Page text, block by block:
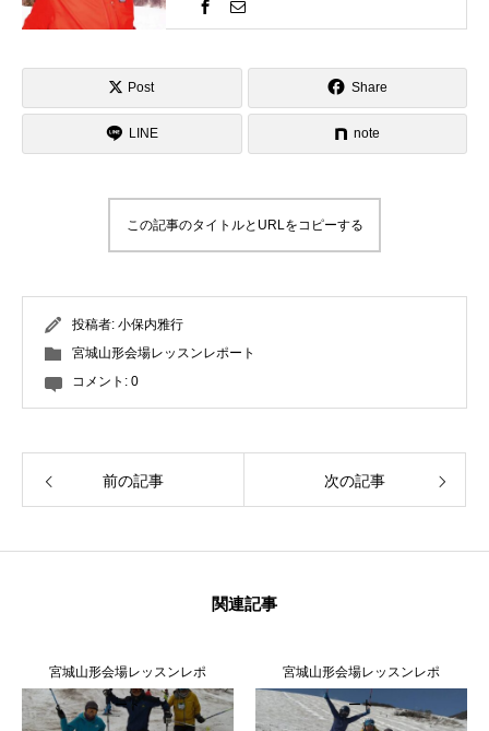
観を表現するのがスキーそしてコブ。
て、自分のコブスタイルを見つけませ
んか？ゲレンデで見かけたらお気軽に
Post Share
LINE note
この記事のタイトルとURLをコピーする
投稿者: 小保内雅行
宮城山形会場レッスンレポート
コメント: 0
前の記事 次の記事
関連記事
宮城山形会場レッスンレポ
ート
宮城山形会場レッスンレポ
ート